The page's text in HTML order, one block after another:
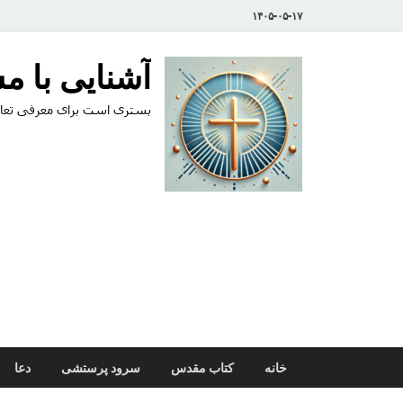
۱۴۰۵-۰۵-۱۷
آشنایی با
بستری است برای معرفی
خانه کتاب مقدس سرود پرستشی دعا